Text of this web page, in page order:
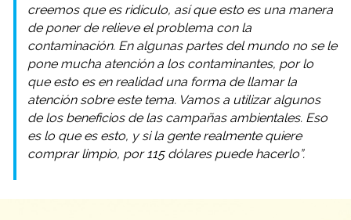
creemos que es ridículo, así que esto es una manera
de poner de relieve el problema con la
contaminación. En algunas partes del mundo no se le
pone mucha atención a los contaminantes, por lo
que esto es en realidad una forma de llamar la
atención sobre este tema. Vamos a utilizar algunos
de los beneficios de las campañas ambientales. Eso
es lo que es esto, y si la gente realmente quiere
comprar limpio, por 115 dólares puede hacerlo”.